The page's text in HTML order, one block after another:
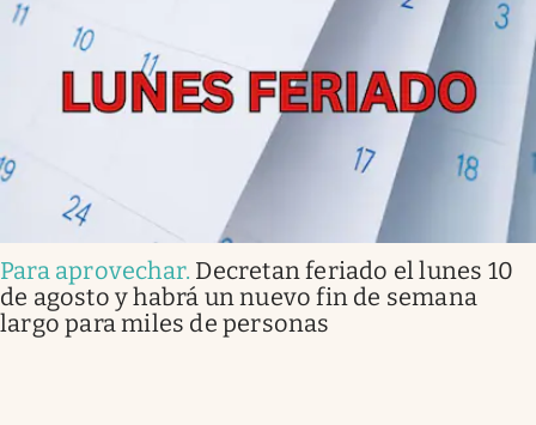
Para aprovechar. Decretan feriado el lunes 10
de agosto y habrá un nuevo fin de semana
largo para miles de personas